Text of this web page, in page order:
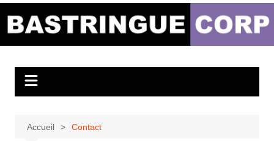
Bastringue Corp –
Musicales
Accueil Contact